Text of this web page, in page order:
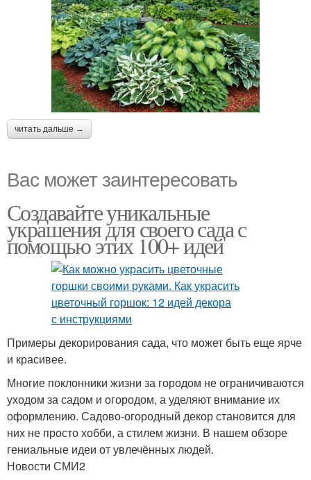
читать дальше →
Вас может заинтересовать
Создавайте уникальные
украшения для своего сада с
помощью этих 100+ идей
Примеры декорирования сада, что может быть еще ярче
и красивее.
Многие поклонники жизни за городом не ограничиваются
уходом за садом и огородом, а уделяют внимание их
оформлению. Садово-огородный декор становится для
них не просто хобби, а стилем жизни. В нашем обзоре
гениальные идеи от увлечённых людей.
Новости СМИ2